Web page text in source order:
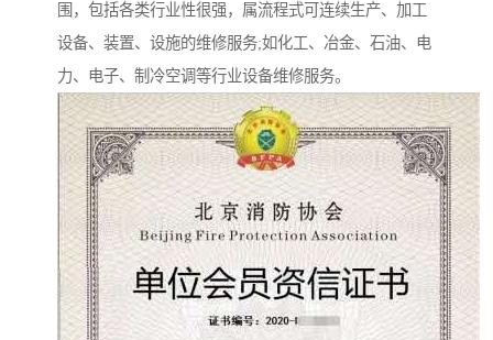
围，包括各类行业性很强，属流程式可连续生产、加工
设备、装置、设施的维修服务;如化工、冶金、石油、电
力、电子、制冷空调等行业设备维修服务。